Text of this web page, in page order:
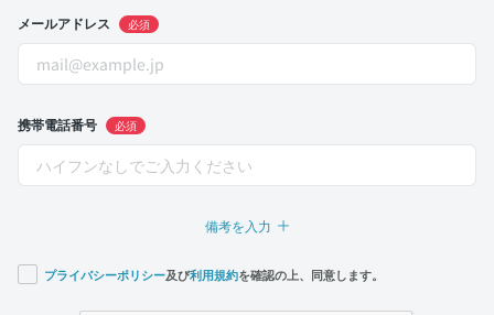
メールアドレス 必須
携帯電話番号 必須
備考を入力
プライバシーポリシー及び利用規約を確認の上、同意します。